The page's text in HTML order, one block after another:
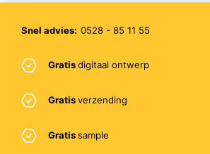
Snel advies: 0528 - 85 11 55
Gratisdigitaal ontwerp
Gratisverzending
Gratissample